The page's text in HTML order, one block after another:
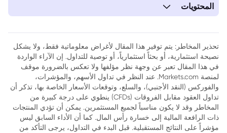
المحتويات
3. الآثار على تيمبوس آي
4. الخلاصة
تحذير المخاطر: يتم توفير هذا المقال لأغراض معلوماتية فقط، ولا يشكل
نصيحة استثمارية، أو بحثاً استثمارياً، أو توصية للتداول. إن الآراء الواردة
في هذا المقال تعبر عن وجهة نظر مؤلفها ولا تعكس بالضرورة موقف
لمنصة Markets.com. عند النظر في تداول الأسهم، والمؤشرات،
والفوركس (النقد الأجنبي)، والسلع، وتوقعات الأسعار الخاصة بها، تذكر أن
تداول العقود مقابل الفروقات (CFDs) ينطوي على درجة كبيرة من
المخاطر وقد لا يكون مناسباً لجميع المستثمرين. يمكن أن تؤدي المنتجات
ذات الرافعة المالية إلى خسارة رأس المال. كما أن الأداء السابق ليس
مؤشراً على النتائج المستقبلية. قبل البدء في التداول، يرجى التأكد من